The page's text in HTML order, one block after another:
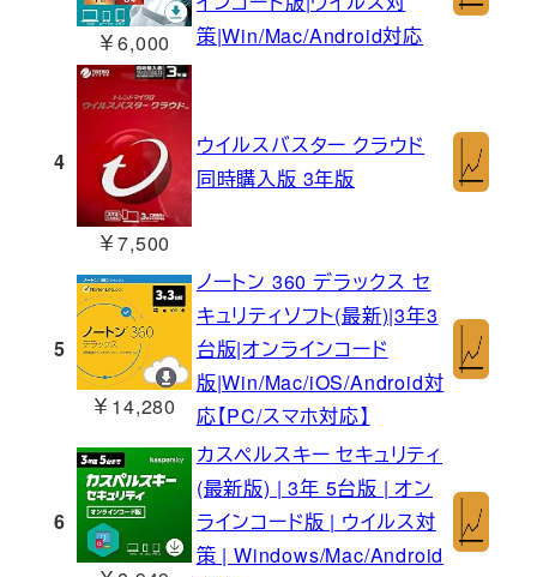
￥6,000
策|Win/Mac/Android対応
4
￥7,500
ウイルスバスター クラウド
同時購入版 3年版
5
￥14,280
ノートン 360 デラックス セ
キュリティソフト(最新)|3年3
台版|オンラインコード
版|Win/Mac/iOS/Android対
応【PC/スマホ対応】
6
カスペルスキー セキュリティ
(最新版) | 3年 5台版 | オン
ラインコード版 | ウイルス対
策 | Windows/Mac/Android